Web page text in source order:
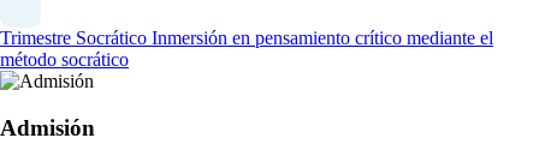
Trimestre Socrático Inmersión en pensamiento crítico mediante el
método socrático
Admisión